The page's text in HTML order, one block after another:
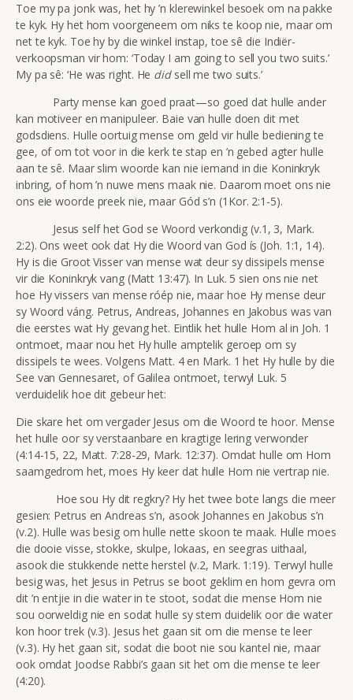
Toe my pa jonk was, het hy ’n klerewinkel besoek om na pakke
te kyk. Hy het hom voorgeneem om niks te koop nie, maar om
net te kyk. Toe hy by die winkel instap, toe sê die Indiër-
verkoopsman vir hom: ‘Today I am going to sell you two suits.’
My pa sê: ‘He was right. He did sell me two suits.’
Party mense kan goed praat—so goed dat hulle ander
kan motiveer en manipuleer. Baie van hulle doen dit met
godsdiens. Hulle oortuig mense om geld vir hulle bediening te
gee, of om tot voor in die kerk te stap en ’n gebed agter hulle
aan te sê. Maar slim woorde kan nie iemand in die Koninkryk
inbring, of hom ’n nuwe mens maak nie. Daarom moet ons nie
ons eie woorde preek nie, maar Gód s’n (1Kor. 2:1-5).
Jesus self het God se Woord verkondig (v.1, 3, Mark.
2:2). Ons weet ook dat Hy die Woord van God ís (Joh. 1:1, 14).
Hy is die Groot Visser van mense wat deur sy dissipels mense
vir die Koninkryk vang (Matt 13:47). In Luk. 5 sien ons nie net
hoe Hy vissers van mense róép nie, maar hoe Hy mense deur
sy Woord váng. Petrus, Andreas, Johannes en Jakobus was van
die eerstes wat Hy gevang het. Eintlik het hulle Hom al in Joh. 1
ontmoet, maar nou het Hy hulle amptelik geroep om sy
dissipels te wees. Volgens Matt. 4 en Mark. 1 het Hy hulle by die
See van Gennesaret, of Galilea ontmoet, terwyl Luk. 5
verduidelik hoe dit gebeur het:
Die skare het om vergader Jesus om die Woord te hoor. Mense
het hulle oor sy verstaanbare en kragtige lering verwonder
(4:14-15, 22, Matt. 7:28-29, Mark. 12:37). Omdat hulle om Hom
saamgedrom het, moes Hy keer dat hulle Hom nie vertrap nie.
Hoe sou Hy dit regkry? Hy het twee bote langs die meer
gesien: Petrus en Andreas s’n, asook Johannes en Jakobus s’n
(v.2). Hulle was besig om hulle nette skoon te maak. Hulle moes
die dooie visse, stokke, skulpe, lokaas, en seegras uithaal,
asook die stukkende nette herstel (v.2, Mark. 1:19). Terwyl hulle
besig was, het Jesus in Petrus se boot geklim en hom gevra om
dit ’n entjie in die water in te stoot, sodat die mense Hom nie
sou oorweldig nie en sodat hulle sy stem duidelik oor die water
kon hoor trek (v.3). Jesus het gaan sit om die mense te leer
(v.3). Hy het gaan sit, sodat die boot nie sou kantel nie, maar
ook omdat Joodse Rabbi’s gaan sit het om die mense te leer
(4:20).